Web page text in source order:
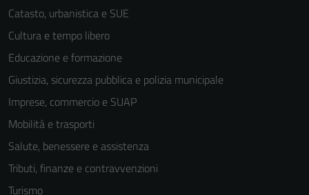
Catasto, urbanistica e SUE
Cultura e tempo libero
Educazione e formazione
Giustizia, sicurezza pubblica e polizia municipale
Imprese, commercio e SUAP
Mobilità e trasporti
Salute, benessere e assistenza
Tributi, finanze e contravvenzioni
Turismo